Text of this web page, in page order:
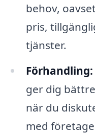
behov,
pris,
tjänster.
Förhandling:
ger dig
när du
med